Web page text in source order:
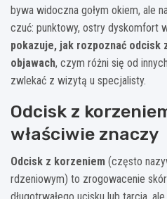
bywa widoczna gołym okiem, ale
czuć: punktowy, ostry dyskomfort
pokazuje, jak rozpoznać odcisk
objawach, czym różni się od
zwlekać z wizytą u specjalisty.
Odcisk z
właściwie znaczy
Odcisk z korzeniem (często
rdzeniowym) to zrogowacenie